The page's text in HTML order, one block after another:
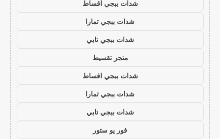
شدات ببجي اقساط
شدات ببجي تمارا
شدات ببجي تابي
متجر تقسيط
شدات ببجي اقساط
شدات ببجي تمارا
شدات ببجي تابي
فور يو ستور